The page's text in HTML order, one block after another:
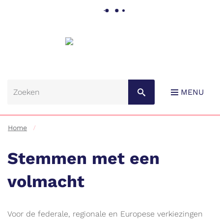
MENU
Home
Stemmen met een
volmacht
Voor de federale, regionale en Europese verkiezingen